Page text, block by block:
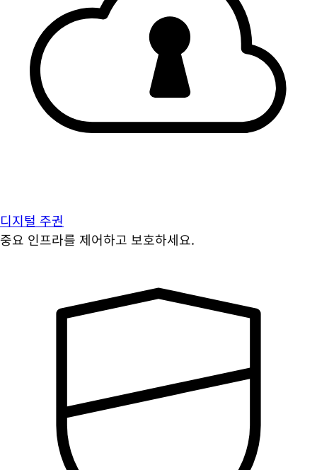
디지털 주권
중요 인프라를 제어하고 보호하세요.